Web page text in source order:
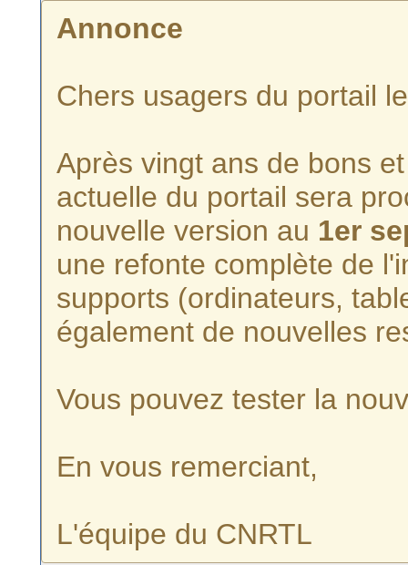
Annonce
Chers usagers du portail
Après vingt ans de bons
actuelle du portail sera
nouvelle version au 1er
une refonte complète de
supports (ordinateurs,
également de nouvelles
Vous pouvez tester la
En vous remerciant,
L'équipe du CNRTL